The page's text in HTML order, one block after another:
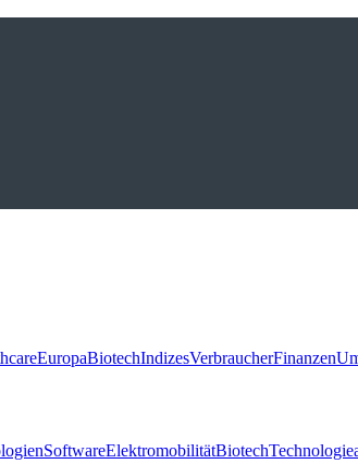
EuropaBiotechIndizesVerbraucherFinanzen
SoftwareElektromobilitätBiotech